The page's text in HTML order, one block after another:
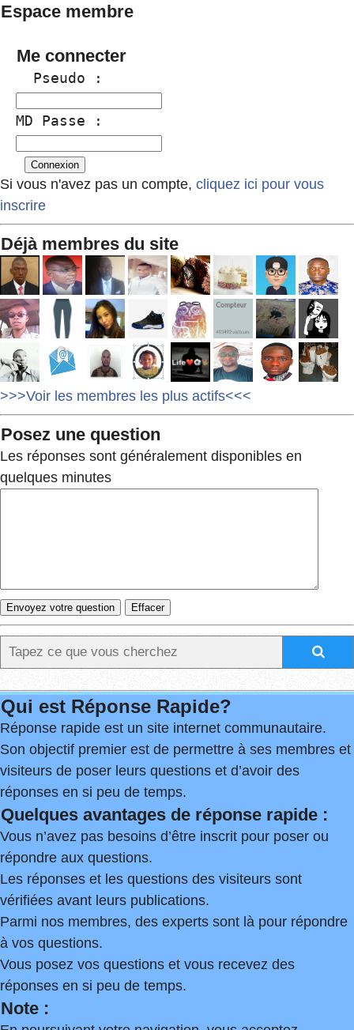
Espace membre
Me connecter
  Pseudo :
MD Passe :
Si vous n'avez pas un compte, cliquez ici pour vous
inscrire
Déjà membres du site
>>>Voir les membres les plus actifs<<<
Posez une question
Les réponses sont généralement disponibles en
quelques minutes
Qui est Réponse Rapide?
Réponse rapide est un site internet communautaire.
Son objectif premier est de permettre à ses membres et
visiteurs de poser leurs questions et d’avoir des
réponses en si peu de temps.
Quelques avantages de réponse rapide :
Vous n’avez pas besoins d’être inscrit pour poser ou
répondre aux questions.
Les réponses et les questions des visiteurs sont
vérifiées avant leurs publications.
Parmi nos membres, des experts sont là pour répondre
à vos questions.
Vous posez vos questions et vous recevez des
réponses en si peu de temps.
Note :